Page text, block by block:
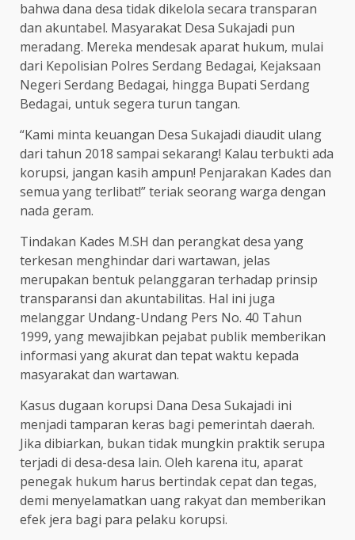
bahwa dana desa tidak dikelola secara transparan
dan akuntabel. Masyarakat Desa Sukajadi pun
meradang. Mereka mendesak aparat hukum, mulai
dari Kepolisian Polres Serdang Bedagai, Kejaksaan
Negeri Serdang Bedagai, hingga Bupati Serdang
Bedagai, untuk segera turun tangan.
“Kami minta keuangan Desa Sukajadi diaudit ulang
dari tahun 2018 sampai sekarang! Kalau terbukti ada
korupsi, jangan kasih ampun! Penjarakan Kades dan
semua yang terlibat!” teriak seorang warga dengan
nada geram.
Tindakan Kades M.SH dan perangkat desa yang
terkesan menghindar dari wartawan, jelas
merupakan bentuk pelanggaran terhadap prinsip
transparansi dan akuntabilitas. Hal ini juga
melanggar Undang-Undang Pers No. 40 Tahun
1999, yang mewajibkan pejabat publik memberikan
informasi yang akurat dan tepat waktu kepada
masyarakat dan wartawan.
Kasus dugaan korupsi Dana Desa Sukajadi ini
menjadi tamparan keras bagi pemerintah daerah.
Jika dibiarkan, bukan tidak mungkin praktik serupa
terjadi di desa-desa lain. Oleh karena itu, aparat
penegak hukum harus bertindak cepat dan tegas,
demi menyelamatkan uang rakyat dan memberikan
efek jera bagi para pelaku korupsi.